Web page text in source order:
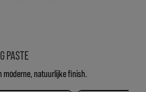
PASTE
moderne, natuurlijke finish.